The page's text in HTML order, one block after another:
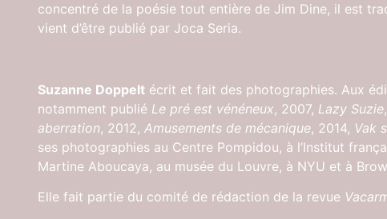
concentré de la poésie tout entière de Jim Dine, il est
vient d’être publié par Joca Seria.
Suzanne Doppeltécrit et fait des photographies. Aux
notamment publié Le pré est vénéneux, 2007, Lazy Suzie
aberration, 2012, Amusements de mécanique, 2014, Vak
ses photographies au Centre Pompidou, à l’Institut
Martine Aboucaya, au musée du Louvre, à NYU et à
Elle fait partie du comité de rédaction de la revue